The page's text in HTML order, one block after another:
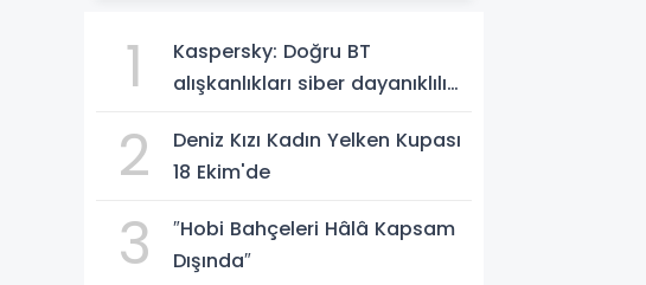
1
Kaspersky: Doğru BT
alışkanlıkları siber dayanıklılığı
2
Deniz Kızı Kadın Yelken Kupası
18 Ekim'de
3
″Hobi Bahçeleri Hâlâ Kapsam
Dışında″